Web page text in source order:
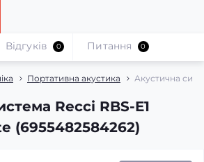
Портативна акустика Акустична
Recci RBS-E1
(6955482584262)
Відгуків 0 Питання 0